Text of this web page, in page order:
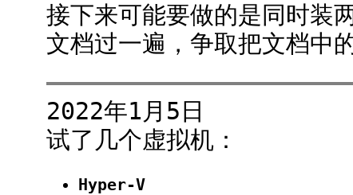
接下来可能要做的是同时
文档过一遍，争取把文档中
2022年1月5日
试了几个虚拟机：
Hyper-V